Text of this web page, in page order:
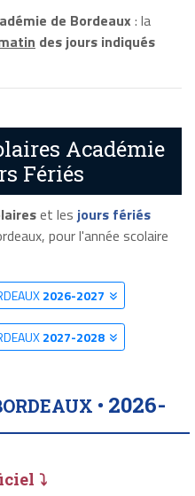
de Bordeaux : la
des jours indiqués
Académie
Fériés
et les jours fériés
pour l'année scolaire
2026-2027
2027-2028
• 2026-
⤵